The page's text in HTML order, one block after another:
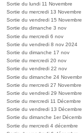
Sortie du lundi 11 Novembre
Sortie du mercredi 13 Novembre
Sortie du vendredi 15 Novembre
Sortie du dimanche 3 nov
Sortie du mercredi 6 nov
Sortie du vendredi 8 nov 2024
Sortie du dimanche 17 nov
Sortie du mercredi 20 nov
Sortie du vendredi 22 nov
Sortie du dimanche 24
Sortie du mercredi 27 Novembre
Sortie du vendredi 29 Novembre
Sortie du mercredi 11 Décembre
Sortie du vendredi 13 Décembre
Sortie du dimanche 1er
Sortie du mercredi 4 décembre